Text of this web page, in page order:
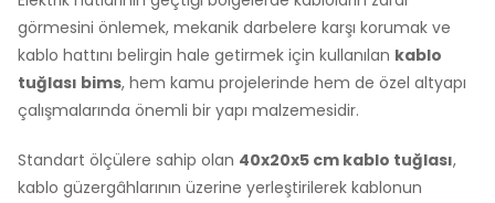
görmesini önlemek, mekanik darbelere karşı korumak ve
kablo hattını belirgin hale getirmek için kullanılan kablo
tuğlası bims, hem kamu projelerinde hem de özel altyapı
çalışmalarında önemli bir yapı malzemesidir.
Standart ölçülere sahip olan 40x20x5 cm kablo tuğlası,
kablo güzergâhlarının üzerine yerleştirilerek kablonun